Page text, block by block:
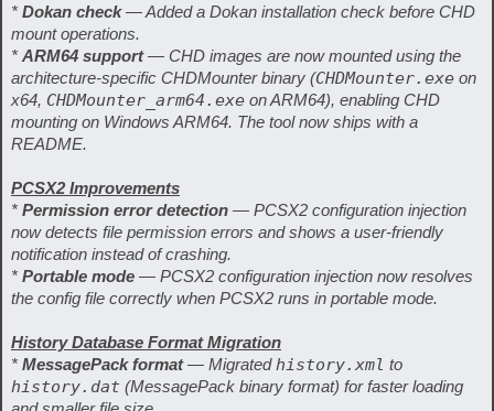
* Dokan check— Added a Dokan installation check before CHD
mount operations.
* ARM64 support— CHD images are now mounted using the
architecture-specific CHDMounter binary (CHDMounter.exe on
x64, CHDMounter_arm64.exe on ARM64), enabling CHD
mounting on Windows ARM64. The tool now ships with a
README.
PCSX2 Improvements
* Permission error detection — PCSX2 configuration injection
now detects file permission errors and shows a user-friendly
notification instead of crashing.
* Portable mode — PCSX2 configuration injection now resolves
the config file correctly when PCSX2 runs in portable mode.
History Database Format Migration
* MessagePack format— Migratedhistory.xml to
history.dat (MessagePack binary format) for faster loading